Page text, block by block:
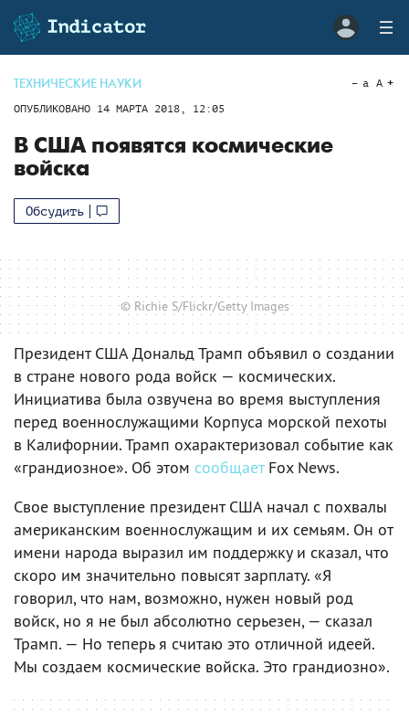
ТЕХНИЧЕСКИЕ НАУКИ
ОПУБЛИКОВАНО 14 МАРТА 2018, 12:05
a A
В США появятся космические
войска
Обсудить
© Richie S/Flickr/Getty Images
Президент США Дональд Трамп объявил о создании
в стране нового рода войск — космических.
Инициатива была озвучена во время выступления
перед военнослужащими Корпуса морской пехоты
в Калифорнии. Трамп охарактеризовал событие как
«грандиозное». Об этом сообщаетFox News.
Свое выступление президент США начал с похвалы
американским военнослужащим и их семьям. Он от
имени народа выразил им поддержку и сказал, что
скоро им значительно повысят зарплату. «Я
говорил, что нам, возможно, нужен новый род
войск, но я не был абсолютно серьезен, — сказал
Трамп. — Но теперь я считаю это отличной идеей.
Мы создаем космические войска. Это грандиозно».